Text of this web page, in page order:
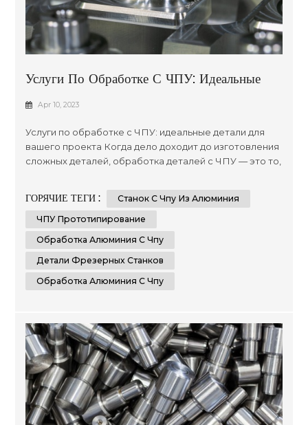
Услуги По Обработке С ЧПУ: Идеальные
Детали Для Вашего Проекта
Apr 10, 2023
Услуги по обработке с ЧПУ: идеальные детали для
вашего проекта Когда дело доходит до изготовления
сложных деталей, обработка деталей с ЧПУ — это то,
программным управлением (ЧПУ) для создания
точных индивидуальных деталей из различных
материалов. Благодаря возможности производить
высокоточные и воспроизводимые...
ГОРЯЧИЕ ТЕГИ :
Станок С Чпу Из Алюминия
ЧПУ Прототипирование
Обработка Алюминия С Чпу
Детали Фрезерных Станков
Обработка Алюминия С Чпу